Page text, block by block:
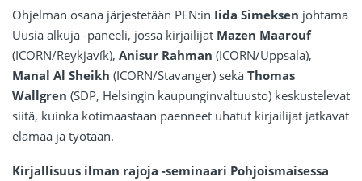
Ohjelman osana järjestetään PEN:in Iida Simeksen johtama
Uusia alkuja -paneeli, jossa kirjailijat Mazen Maarouf
(ICORN/Reykjavík), Anisur Rahman (ICORN/Uppsala),
Manal Al Sheikh (ICORN/Stavanger) sekä Thomas
Wallgren (SDP, Helsingin kaupunginvaltuusto) keskustelevat
siitä, kuinka kotimaastaan paenneet uhatut kirjailijat jatkavat
elämää ja työtään.
Kirjallisuus ilman rajoja -seminaari Pohjoismaisessa